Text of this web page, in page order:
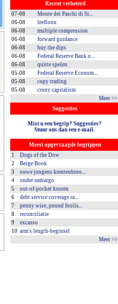
Recent verbeterd
07-08
Monte dei Paschi di Si...
06-08
leefloon
06-08
multiple compression
06-08
forward guidance
06-08
buy the dips
06-08
Federal Reserve Bank o...
06-08
quitte spelen
05-08
Federal Reserve Econom...
05-08
copy trading
05-08
crony capitalism
Meer >>
Suggesties
Mist u een begrip? Suggesties?
Stuur ons dan een e-mail.
Meest opgevraagde begrippen
1
Dogs of the Dow
2
Beige Book
3
ouwe jongens krentenbroo...
4
onder embargo
5
out-of-pocket kosten
6
debt service coverage ra...
7
penny wise, pound foolis...
8
reconciliatie
9
excasso
10 arm's length-beginsel
Meer >>